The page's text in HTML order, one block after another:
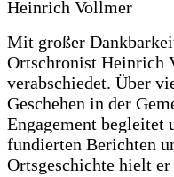
Mit großer
Ortschronist Heinrich
verabschiedet. Über
Geschehen in der
Engagement
fundierten Berichten
Ortsgeschichte hielt